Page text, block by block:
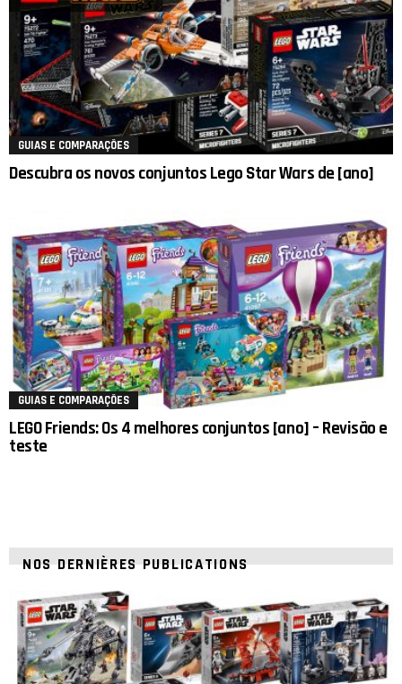
GUIAS E COMPARAÇÕES
Descubra os novos conjuntos Lego Star Wars de [ano]
GUIAS E COMPARAÇÕES
LEGO Friends: Os 4 melhores conjuntos [ano] – Revisão e
teste
NOS DERNIÈRES PUBLICATIONS